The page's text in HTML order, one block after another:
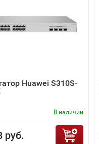
Huawei S310S-
В наличии
руб.